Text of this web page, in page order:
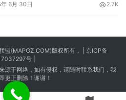
6月 30日 2.7K
盟(MAPGZ.COM)版权所有， | 京ICP备
号
源于网络，如有侵权，请随时联系我们，我
更正删除！谢谢！